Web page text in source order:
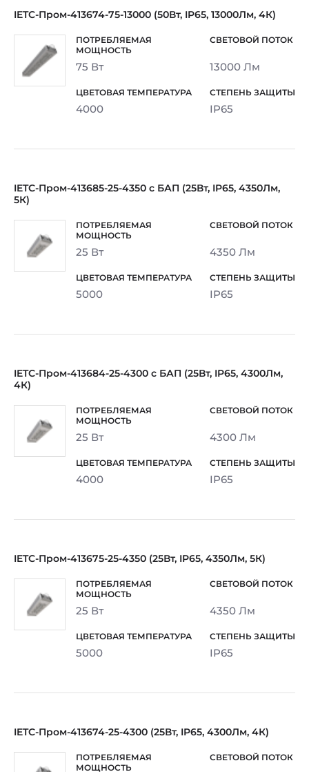
IETC-Пром-413674-75-13000 (50Вт, IP65, 13000Лм, 4К)
75 Вт 13000 Лм
4000 IP65
IETC-Пром-413685-25-4350 с БАП (25Вт, IP65, 4350Лм,
5К)
25 Вт 4350 Лм
5000 IP65
IETC-Пром-413684-25-4300 с БАП (25Вт, IP65, 4300Лм,
4К)
25 Вт 4300 Лм
4000 IP65
IETC-Пром-413675-25-4350 (25Вт, IP65, 4350Лм, 5К)
25 Вт 4350 Лм
5000 IP65
IETC-Пром-413674-25-4300 (25Вт, IP65, 4300Лм, 4К)